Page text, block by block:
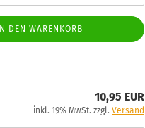
IN DEN WARENKORB
10,95 EUR
inkl. 19% MwSt. zzgl. Versand